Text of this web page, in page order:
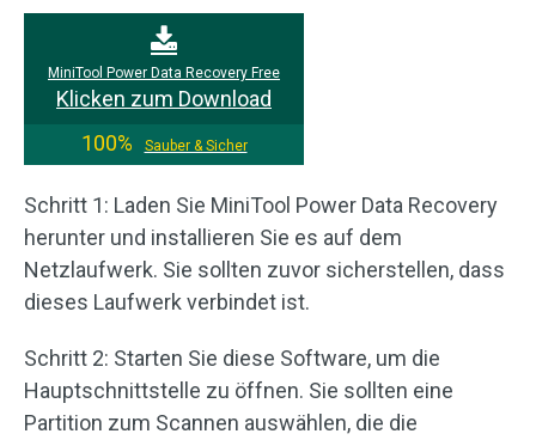
MiniTool Power Data Recovery Free
Klicken zum Download
100%
Sauber & Sicher
Schritt 1: Laden Sie MiniTool Power Data Recovery
herunter und installieren Sie es auf dem
Netzlaufwerk. Sie sollten zuvor sicherstellen, dass
dieses Laufwerk verbindet ist.
Schritt 2: Starten Sie diese Software, um die
Hauptschnittstelle zu öffnen. Sie sollten eine
Partition zum Scannen auswählen, die die